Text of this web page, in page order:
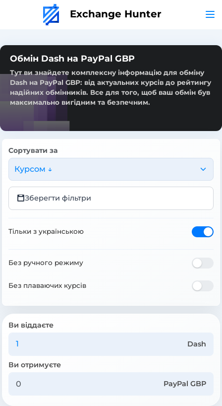
Exchange Hunter
Обмін Dash на PayPal GBP
Тут ви знайдете комплексну інформацію для обміну
Dash на PayPal GBP: від актуальних курсів до рейтингу
надійних обмінників. Все для того, щоб ваш обмін був
максимально вигідним та безпечним.
Сортувати за
Курсом ↓
Зберегти фільтри
Тільки з українською
Без ручного режиму
Без плаваючих курсів
Ви віддаєте
Dash
Ви отримуєте
PayPal GBP